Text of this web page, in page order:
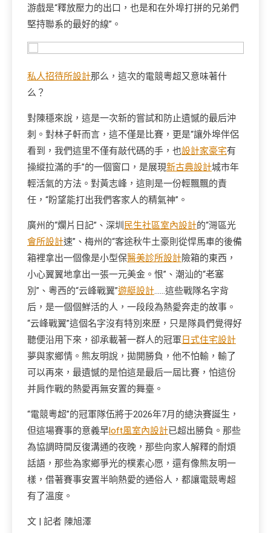
游戲是“釋放壓力的出口，也是和在外埠打拼的兄弟們
堅持聯系的最好的線”。
私人招待所設計那么，這次的電競粵超又意味著什
么？
對陳穩來說，這是一次新的嘗試和防止遺憾的最后沖
刺。對林子軒而言，這不僅是比賽，更是“讓外埠伴侶
看到，我們這里不僅有敲代碼的手，也設計家豪宅有
操縱拉滿的手”的一個窗口，是展現新古典設計城市年
輕活氣的方法。對黃志峰，這則是一份輕飄飄的責
任，“盼望能打出我們客家人的精氣神”。
廣州的“爛片日記”、深圳 民生社區室內設計的“灣區光
會所設計速”、梅州的“客途秋牛土豪則從悍馬車的後備
箱裡拿出一個像是小型保醫美診所設計險箱的東西，
小心翼翼地拿出一張一元美金。恨”、潮汕的“老塞
別”、粵西的“云峰戰翼”遊艇設計……這些戰隊名字背
后，是一個個鮮活的人，一段段為熱愛奔走的故事。
“云峰戰翼”這個名字沒有特別來歷，只是隊員們覺得好
聽便沿用下來，卻承載著一群人的冠軍 日式住宅設計
夢與家鄉情。熊友明說，拋開勝負，他不怕輸，輸了
可以再來，最遺憾的是怕這是最后一屆比賽，怕這份
并肩作戰的熱愛再無安置的舞臺。
“電競粵超”的冠軍隊伍將于2026年7月的總決賽誕生，
但這場賽事的意義早loft風室內設計已超出勝負。那些
為協調時間反復溝通的夜晚，那些向家人解釋的耐煩
話語，那些為家鄉爭光的樸素心愿，還有像熊友明一
樣，借著賽事安置半晌熱愛的通俗人，都讓電競粵超
有了溫度。
文 | 記者 陳旭澤